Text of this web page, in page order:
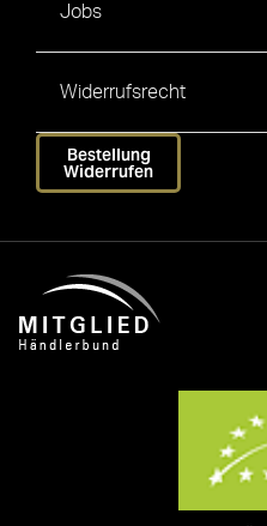
Jobs
Widerrufsrecht
Bestellung
Widerrufen